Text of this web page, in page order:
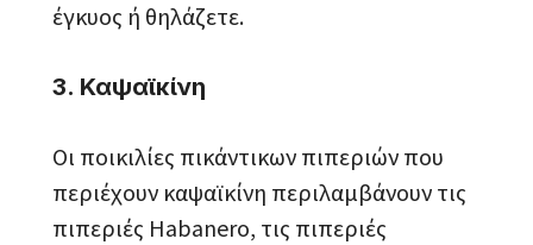
έγκυος ή θηλάζετε.
3. Καψαϊκίνη
Οι ποικιλίες πικάντικων πιπεριών που
περιέχουν καψαϊκίνη περιλαμβάνουν τις
πιπεριές Habanero, τις πιπεριές